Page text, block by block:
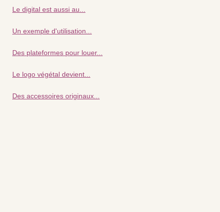
Le digital est aussi au...
Un exemple d'utilisation...
Des plateformes pour louer...
Le logo végétal devient...
Des accessoires originaux...